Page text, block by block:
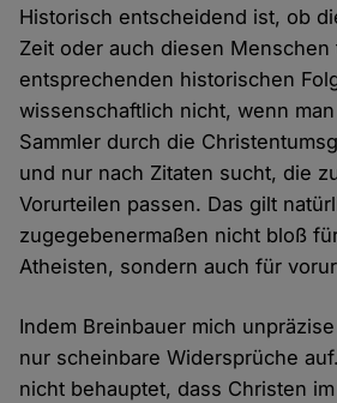
Historisch entscheidend ist, ob
Zeit oder auch diesen
entsprechenden historischen
wissenschaftlich nicht, wenn
Sammler durch die
und nur nach Zitaten sucht, die
Vorurteilen passen. Das gilt
zugegebenermaßen nicht bloß
Atheisten, sondern auch für
Indem Breinbauer mich
nur scheinbare Widersprüche
nicht behauptet, dass Christen